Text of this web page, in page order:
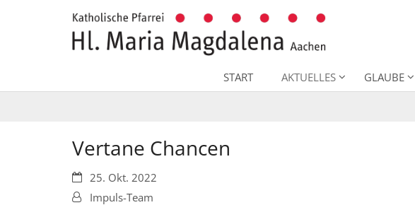
START AKTUELLES GLAUBE
Vertane Chancen
Datum:25. Okt. 2022
Von:Impuls-Team